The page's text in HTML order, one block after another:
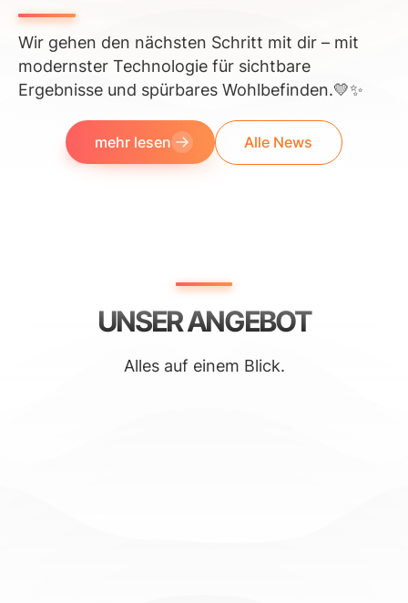
Wir gehen den nächsten Schritt mit dir – mit
modernster Technologie für sichtbare
Ergebnisse und spürbares Wohlbefinden.💛✨
mehr lesen Alle News
UNSER ANGEBOT
Alles auf einem Blick.